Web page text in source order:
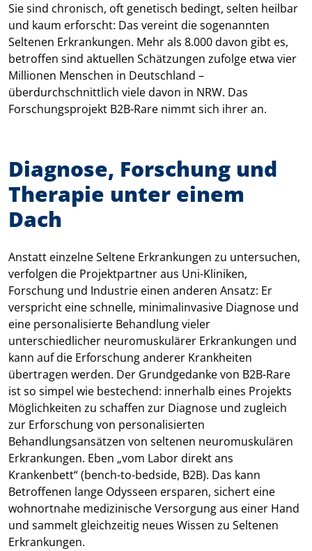
Sie sind chronisch, oft genetisch bedingt, selten heilbar
und kaum erforscht: Das vereint die sogenannten
Seltenen Erkrankungen. Mehr als 8.000 davon gibt es,
betroffen sind aktuellen Schätzungen zufolge etwa vier
Millionen Menschen in Deutschland –
überdurchschnittlich viele davon in NRW. Das
Forschungsprojekt B2B-Rare nimmt sich ihrer an.
Diagnose, Forschung und
Therapie unter einem
Dach
Anstatt einzelne Seltene Erkrankungen zu untersuchen,
verfolgen die Projektpartner aus Uni-Kliniken,
Forschung und Industrie einen anderen Ansatz: Er
verspricht eine schnelle, minimalinvasive Diagnose und
eine personalisierte Behandlung vieler
unterschiedlicher neuromuskulärer Erkrankungen und
kann auf die Erforschung anderer Krankheiten
übertragen werden. Der Grundgedanke von B2B-Rare
ist so simpel wie bestechend: innerhalb eines Projekts
Möglichkeiten zu schaffen zur Diagnose und zugleich
zur Erforschung von personalisierten
Behandlungsansätzen von seltenen neuromuskulären
Erkrankungen. Eben „vom Labor direkt ans
Krankenbett“ (bench-to-bedside, B2B). Das kann
Betroffenen lange Odysseen ersparen, sichert eine
wohnortnahe medizinische Versorgung aus einer Hand
und sammelt gleichzeitig neues Wissen zu Seltenen
Erkrankungen.